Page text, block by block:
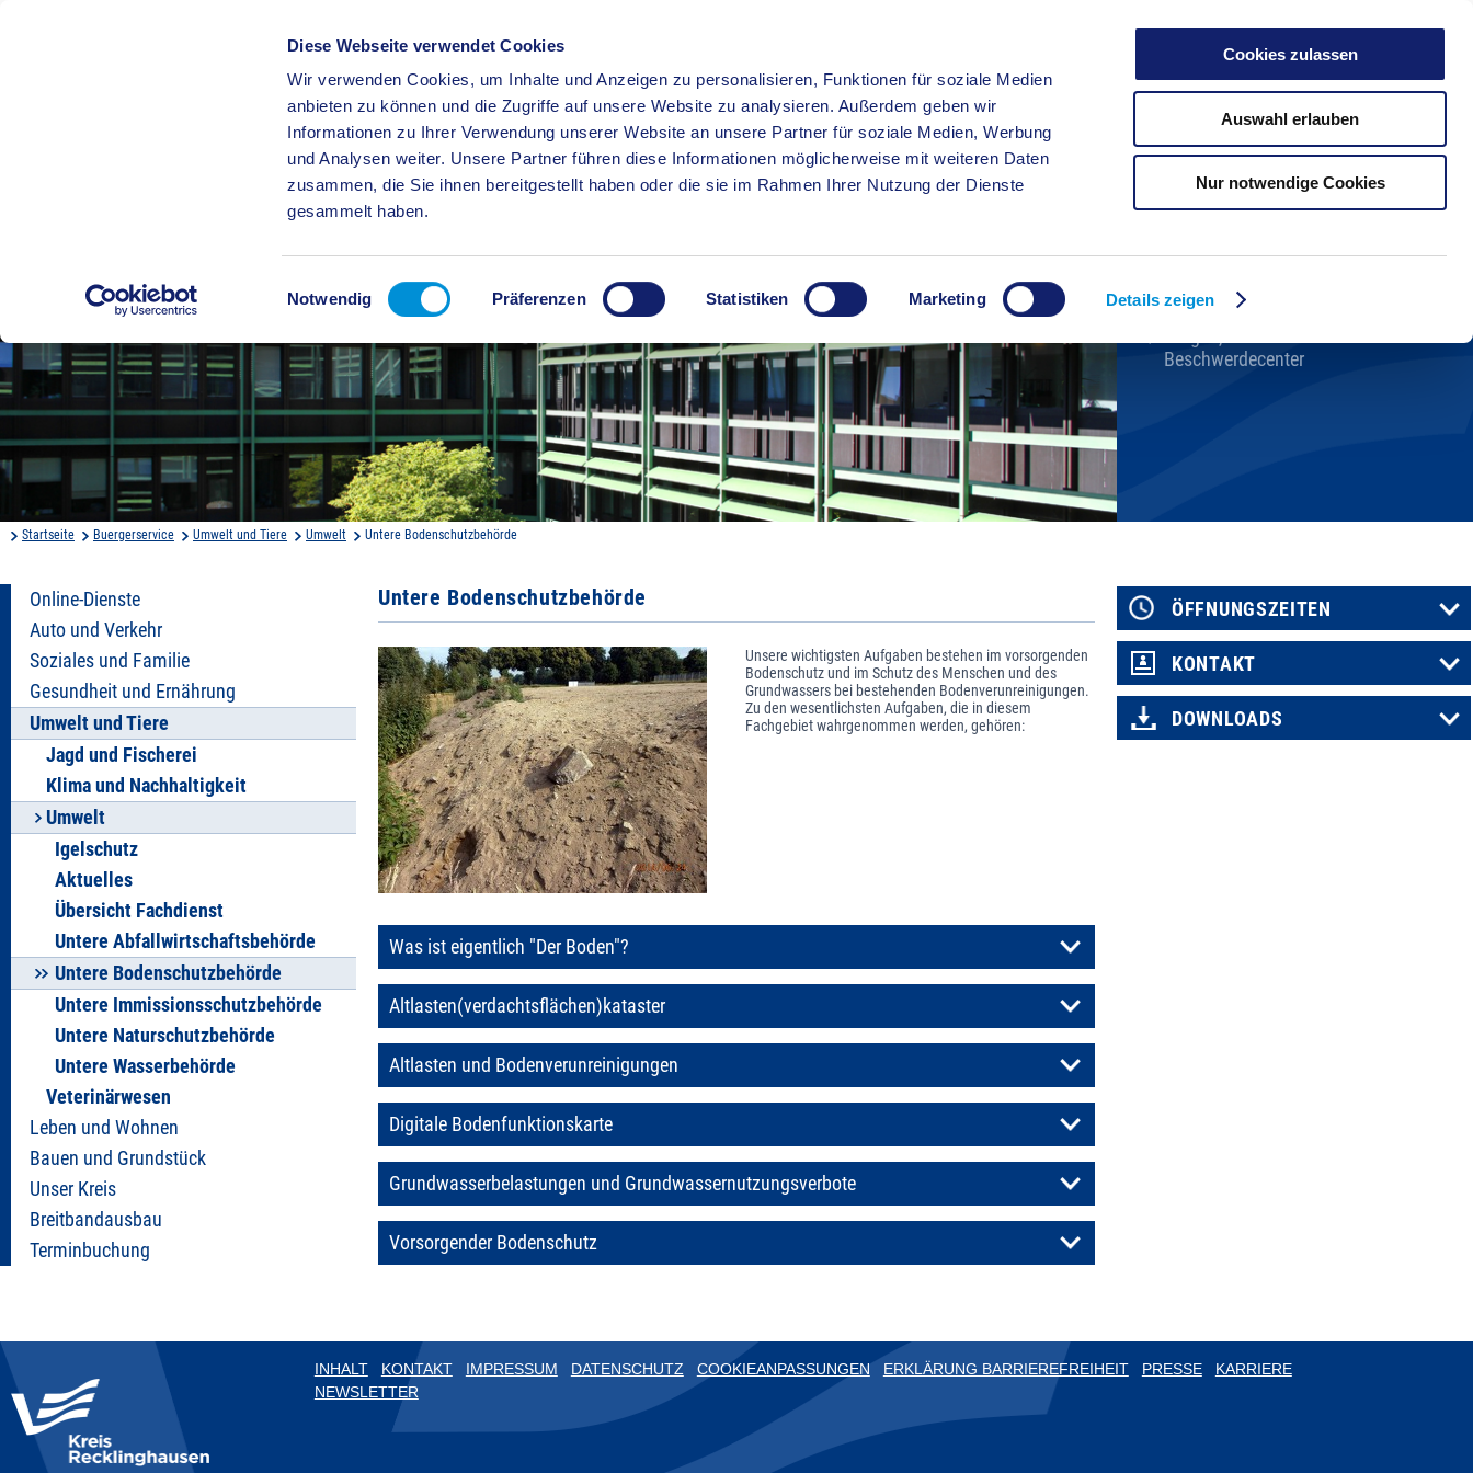
Diese Webseite verwendet Cookies
Wir verwenden Cookies, um Inhalte und Anzeigen zu personalisieren, Funktionen für soziale Medien
anbieten zu können und die Zugriffe auf unsere Website zu analysieren. Außerdem geben wir
Informationen zu Ihrer Verwendung unserer Website an unsere Partner für soziale Medien, Werbung
und Analysen weiter. Unsere Partner führen diese Informationen möglicherweise mit weiteren Daten
zusammen, die Sie ihnen bereitgestellt haben oder die sie im Rahmen Ihrer Nutzung der Dienste
gesammelt haben.
Einwilligungsauswahl
Notwendig Präferenzen Statistiken Marketing Details zeigen
Cookies zulassen
Auswahl erlauben
Nur notwendige Cookies
BÜRGERSERVICE KREISHAUS WIRTSCHAFT BILDUNG
Kreisverwaltung A-Z
Karriere beim Kreis
Beschwerdecenter
Startseite Buergerservice Umwelt und Tiere Umwelt Untere Bodenschutzbehörde
Online-Dienste
Auto und Verkehr
Soziales und Familie
Gesundheit und Ernährung
Umwelt und Tiere
Jagd und Fischerei
Klima und Nachhaltigkeit
Umwelt
Igelschutz
Aktuelles
Übersicht Fachdienst
Untere Abfallwirtschaftsbehörde
Untere Bodenschutzbehörde
Untere Immissionsschutzbehörde
Untere Naturschutzbehörde
Untere Wasserbehörde
Veterinärwesen
Leben und Wohnen
Bauen und Grundstück
Unser Kreis
Breitbandausbau
Terminbuchung
Untere Bodenschutzbehörde
Unsere wichtigsten Aufgaben bestehen im vorsorgenden
Bodenschutz und im Schutz des Menschen und des
Grundwassers bei bestehenden Bodenverunreinigungen.
Zu den wesentlichsten Aufgaben, die in diesem
Fachgebiet wahrgenommen werden, gehören:
Was ist eigentlich "Der Boden"?
Altlasten(verdachtsflächen)kataster
Altlasten und Bodenverunreinigungen
Digitale Bodenfunktionskarte
Grundwasserbelastungen und Grundwassernutzungsverbote
Vorsorgender Bodenschutz
ÖFFNUNGSZEITEN
KONTAKT
DOWNLOADS
INHALT KONTAKT IMPRESSUM DATENSCHUTZ COOKIEANPASSUNGEN ERKLÄRUNG BARRIEREFREIHEIT PRESSE
KARRIERE
NEWSLETTER